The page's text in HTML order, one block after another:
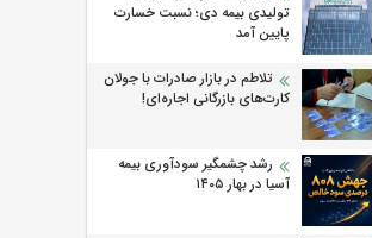
تولیدی بیمه دی؛ نسبت خسارت
پایین آمد
تلاطم در بازار صادرات با جولان
کارت‌های بازرگانی اجاره‌ای!
رشد چشمگیر سودآوری بیمه
آسیا در بهار ۱۴۰۵